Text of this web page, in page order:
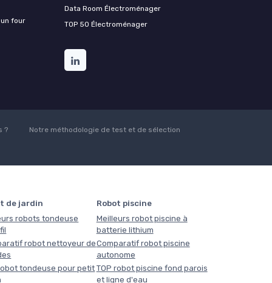
four
Data Room Électroménager
TOP 50 Électroménager
?
Notre méthodologie de test et de sélection
de jardin
robots tondeuse
robot nettoyeur de
tondeuse pour petit
Robot piscine
Meilleurs robot piscine à
batterie lithium
Comparatif robot piscine
autonome
TOP robot piscine fond parois
et ligne d'eau